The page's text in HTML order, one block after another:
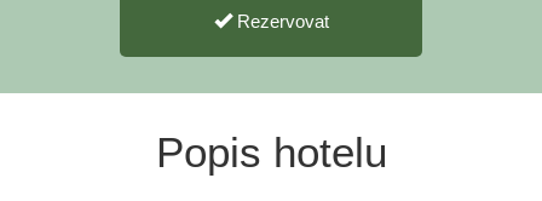
Rezervovat
Popis hotelu